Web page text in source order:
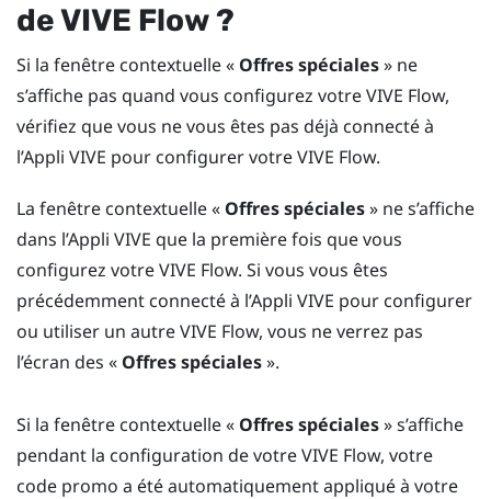
deVIVE Flow?
Si la fenêtre contextuelle « Offres spéciales» ne
s’affiche pas quand vous configurez votreVIVE Flow,
vérifiez que vous ne vous êtes pas déjà connecté à
l’Appli VIVE pour configurer votreVIVE Flow.
La fenêtre contextuelle « Offres spéciales» ne s’affiche
dans l’Appli VIVE que la première fois que vous
configurez votreVIVE Flow. Si vous vous êtes
précédemment connecté à l’Appli VIVE pour configurer
ou utiliser un autreVIVE Flow, vous ne verrez pas
l’écran des « Offres spéciales».
Si la fenêtre contextuelle « Offres spéciales» s’affiche
pendant la configuration de votreVIVE Flow, votre
code promo a été automatiquement appliqué à votre